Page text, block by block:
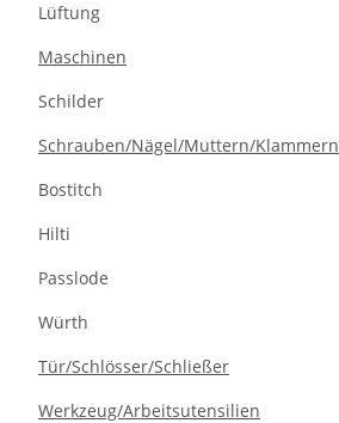
Lüftung
Maschinen
Schilder
Schrauben/Nägel/Muttern/Klammern
Bostitch
Hilti
Passlode
Würth
Tür/Schlösser/Schließer
Werkzeug/Arbeitsutensilien